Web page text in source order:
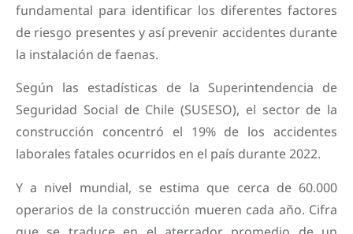
fundamental para identificar los diferentes factores
de riesgo presentes y así prevenir accidentes durante
la instalación de faenas.
Según las estadísticas de la Superintendencia de
Seguridad Social de Chile (SUSESO), el sector de la
construcción concentró el 19% de los accidentes
laborales fatales ocurridos en el país durante 2022.
Y a nivel mundial, se estima que cerca de 60.000
operarios de la construcción mueren cada año. Cifra